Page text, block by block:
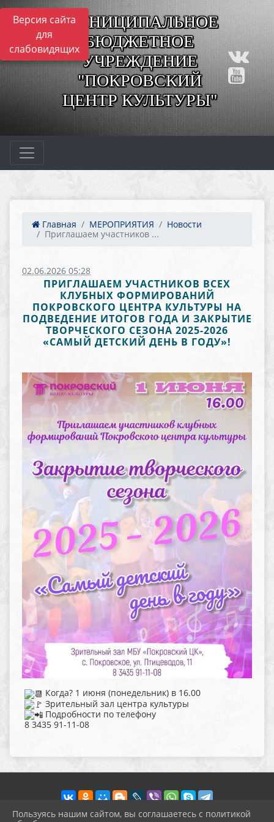
Версия сайта
для
слабовидящих
МУНИЦИПАЛЬНОЕ
БЮДЖЕТНОЕ
УЧРЕЖДЕНИЕ
"ПОКРОВСКИЙ
ЦЕНТР КУЛЬТУРЫ"
Главная МЕРОПРИЯТИЯ
Новости
Приглашаем участников ...
02.06.2026 05:28
ПРИГЛАШАЕМ УЧАСТНИКОВ ВСЕХ
КЛУБНЫХ ФОРМИРОВАНИЙ
ПОКРОВСКОГО ЦЕНТРА КУЛЬТУРЫ НА
ПОДВЕДЕНИЕ ИТОГОВ ГОДА И ЗАКРЫТИЕ
ТВОРЧЕСКОГО СЕЗОНА 2025-2026
«САМЫЙ ДЕТСКИЙ ДЕНЬ В ГОДУ»!
Когда? 1 июня (понедельник) в 16.00
Зрительный зал центра культуры
Подробности по телефону
8 3435 91-11-08
Пользуясь нашим сайтом, вы соглашаетесь с политикой